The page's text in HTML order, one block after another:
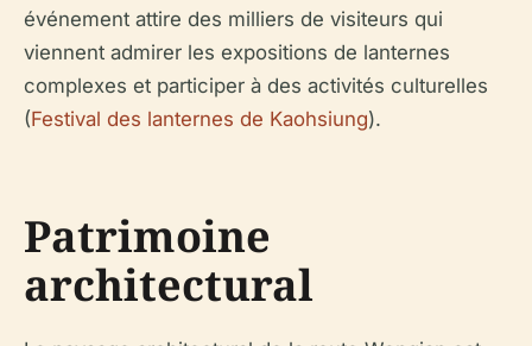
événement attire des milliers de visiteurs qui
viennent admirer les expositions de lanternes
complexes et participer à des activités culturelles
(Festival des lanternes de Kaohsiung).
Patrimoine
architectural